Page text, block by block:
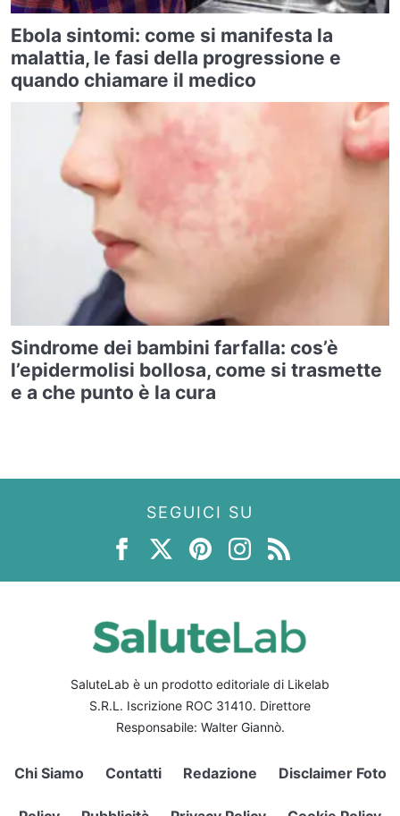
Ebola sintomi: come si manifesta la
malattia, le fasi della progressione e
quando chiamare il medico
Sindrome dei bambini farfalla: cos’è
l’epidermolisi bollosa, come si trasmette
e a che punto è la cura
SEGUICI SU
SaluteLab è un prodotto editoriale di Likelab
S.R.L. Iscrizione ROC 31410. Direttore
Responsabile: Walter Giannò.
Chi Siamo Contatti Redazione Disclaimer Foto